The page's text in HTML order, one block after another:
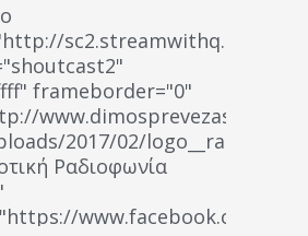
frameborder="0"
www.dimosprevezas.gr/wp-
2017/02/
Ραδιοφωνία
www.facebook.com/